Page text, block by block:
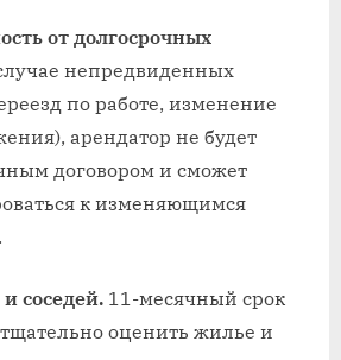
от долгосрочных
непредвиденных
по работе, изменение
арендатор не будет
договором и сможет
к изменяющимся
соседей. 11-месячный срок
оценить жилье и